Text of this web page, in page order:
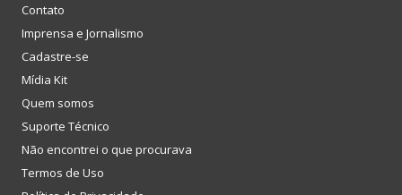
Contato
Imprensa e Jornalismo
Cadastre-se
Mídia Kit
Quem somos
Suporte Técnico
Não encontrei o que procurava
Termos de Uso